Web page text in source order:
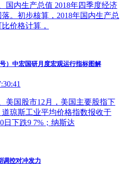
国内生产总值 2018年四季度经济
。初步核算，2018年国内生产总
价格计算，
）中宏国研月度宏观运行指标图解
美国股市12月，美国主要股指下
道琼斯工业平均价格指数报收于
日下跌9 7%；纳斯达
调控对冲发力